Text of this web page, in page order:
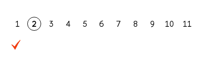
1 2 3 4 5 6 7 8 9 10 11